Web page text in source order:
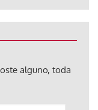
alguno, toda